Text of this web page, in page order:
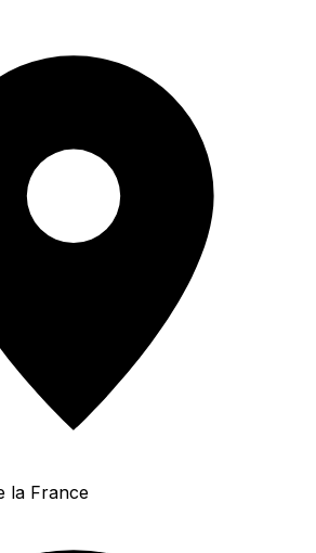
la France